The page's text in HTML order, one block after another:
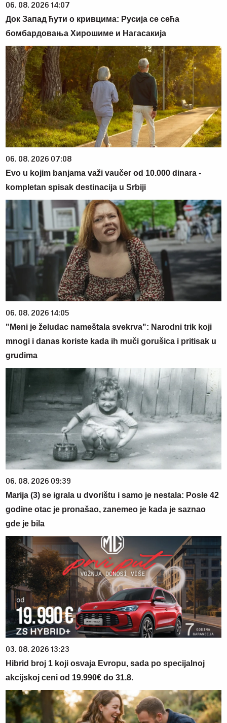
06. 08. 2026 14:07
Док Запад ћути о кривцима: Русија се сећа
бомбардовања Хирошиме и Нагасакија
06. 08. 2026 07:08
Evo u kojim banjama važi vaučer od 10.000 dinara -
kompletan spisak destinacija u Srbiji
06. 08. 2026 14:05
"Meni je želudac nameštala svekrva": Narodni trik koji
mnogi i danas koriste kada ih muči gorušica i pritisak u
grudima
06. 08. 2026 09:39
Marija (3) se igrala u dvorištu i samo je nestala: Posle 42
godine otac je pronašao, zanemeo je kada je saznao
gde je bila
03. 08. 2026 13:23
Hibrid broj 1 koji osvaja Evropu, sada po specijalnoj
akcijskoj ceni od 19.990€ do 31.8.